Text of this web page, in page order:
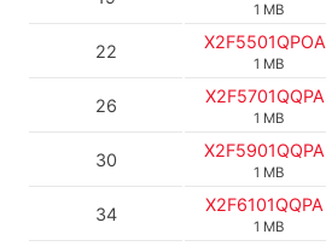
1 MB
22 X2F5501QPOA
1 MB
26 X2F5701QQPA
1 MB
30 X2F5901QQPA
1 MB
34 X2F6101QQPA
1 MB